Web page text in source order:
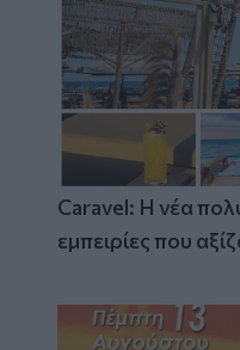
Caravel: Η νέα
εμπειρίες που